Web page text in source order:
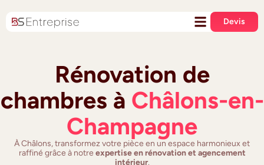
Devis
Rénovation de
chambres à Châlons-en-
Champagne
À Châlons, transformez votre pièce en un espace harmonieux et
raffiné grâce à notre expertise en rénovation et agencement
intérieur.